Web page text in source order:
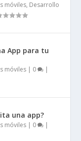
móviles, Desarrollo
App para tu
móviles | 0 |
una app?
móviles | 0 |